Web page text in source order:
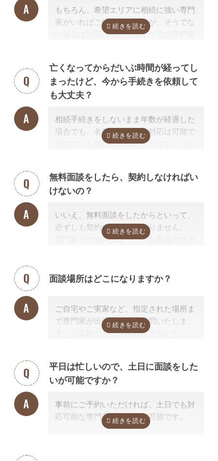
相続税申告、準確定申告
大まかに言うと、トラブルに関することは弁護士、登記（不動産）に関
することは司法書士、相続税などの税金に関することは税理士の業務で
もちろん、希望エリアに相続に強い専門
家がいればご紹介可能ですが、そうでな
い場合は対応可能な近隣エリアの専門家
は、自宅近くに事務所があるかではな
く、その士業が相続手続きに強いかどう
かだからです。
人業務が専門の行政書士に相続手続きの
依頼をしても、経験不足で手続きはうま
く進みません。
が、スムーズで間違いのない相続手続き
のために非常に重要になります。
場合でも、ご自宅やご自宅近くのカフェ
等まで出張費無料で訪問可能ですのでご
安心ください。
亡くなってからだいぶ時間が経ってし
まったけど、今から手続きを依頼して
も大丈夫？
相続手続きをしないまま年数が経過した
場合でも、名義変更などの対応は可能で
すので、お気軽にご相談ください。（※
無料面談をしたら、契約しなければい
けないの？
いいえ、無料面談をしたからといって、
必ずしも契約する必要はありません。
専門家との無料面談では、お客様の状況
提示させて頂きます。
こく営業するようなことはありませんの
でご安心ください。
面談場所はどこになりますか？
ご自宅やご実家など、指定された場所ま
で専門家が出張費無料で訪問いたしま
す。ご高齢で外出が困難な方がいらっし
を使ったオンライン面談にも対応可能で
す。（一部士業を除く）
までご希望の方法をお申し付けくださ
い。
平日は忙しいので、土日に面談をした
いが可能ですか？
事前にご予約いただければ、土日でも対
応可能な専門家のご紹介が可能です。